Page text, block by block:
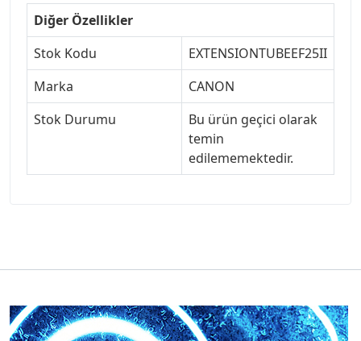
Diğer Özellikler
Stok Kodu
EXTENSIONTUBEEF25II
Marka
CANON
Stok Durumu
Bu ürün geçici olarak
temin
edilememektedir.